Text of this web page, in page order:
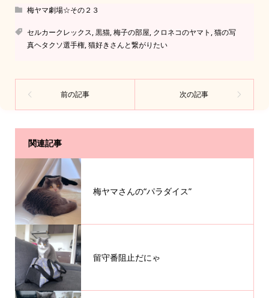
梅ヤマ劇場☆その２３
セルカークレックス,黒猫,梅子の部屋, クロネコのヤマト,猫の写
真ヘタクソ選手権,猫好きさんと繋がりたい
関連記事
梅ヤマさんの“パラダイス”
留守番阻止だにゃ